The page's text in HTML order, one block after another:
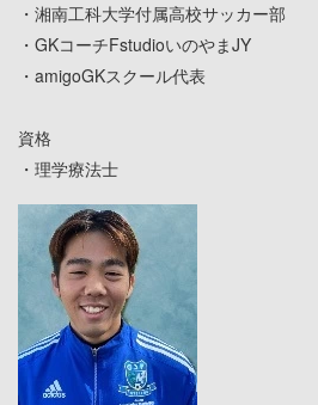
・湘南工科大学付属高校サッカー部
・GKコーチFstudioいのやまJY
・amigoGKスクール代表
資格
・理学療法士